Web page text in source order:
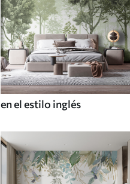
en el estilo inglés